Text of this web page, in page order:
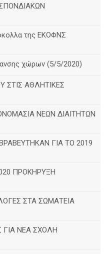
της ΕΚΟΦΝΣ
χώρων (5/5/2020)
ΣΤΙΣ ΑΘΛΗΤΙΚΕΣ
ΝΕΩΝ ΔΙΑΙΤΗΤΩΝ
ΓΙΑ ΤΟ 2019
ΠΡΟΚΗΡΥΞΗ
ΣΤΑ ΣΩΜΑΤΕΙΑ
ΝΕΑ ΣΧΟΛΗ